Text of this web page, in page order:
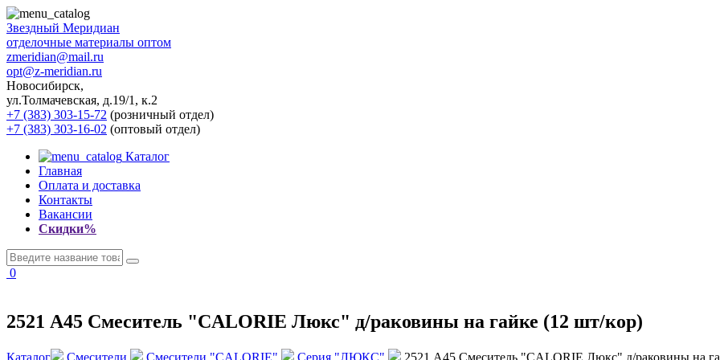
Звездный Меридиан
отделочные материалы оптом
zmeridian@mail.ru
opt@z-meridian.ru
Новосибирск,
ул.Толмачевская, д.19/1, к.2
+7 (383) 303-15-72 (розничный отдел)
+7 (383) 303-16-02 (оптовый отдел)
Каталог
Главная
Оплата и доставка
Контакты
Вакансии
Скидки%
0
2521 А45 Смеситель "CALORIE Люкс" д/раковины на гайке (12 шт/кор)
Каталог Смесители Смесители "CALORIE" Серия "ЛЮКС" 2521 А45 Смеситель "CALORIE Люкс" д/раковины на